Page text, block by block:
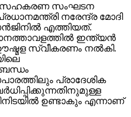
സഹകരണ സംഘടന
നരേന്ദ്ര മോദി
എത്തിയത്.
ഇന്ത്യൻ
സ്വീകരണം നൽകി.
പ്രാദേശിക
ഉണ്ടാകും എന്നാണ്